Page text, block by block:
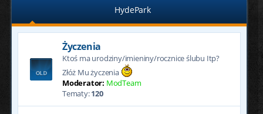
HydePark
Życzenia
Ktoś ma urodziny/imieniny/rocznice ślubu Itp?
Złóż Mu życzenia
Moderator: ModTeam
Tematy:120